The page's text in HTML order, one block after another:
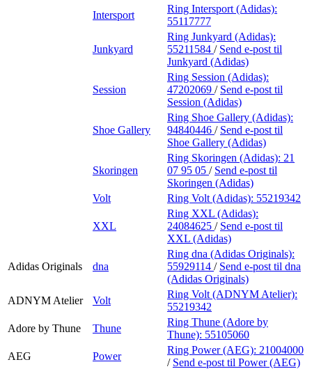
Intersport
Ring Intersport (Adidas):
55117777
Junkyard
Ring Junkyard (Adidas):
55211584 / Send e-post til
Junkyard (Adidas)
Session
Ring Session (Adidas):
47202069 / Send e-post til
Session (Adidas)
Shoe Gallery
Ring Shoe Gallery (Adidas):
94840446 / Send e-post til
Shoe Gallery (Adidas)
Skoringen
Ring Skoringen (Adidas): 21
07 95 05 / Send e-post til
Skoringen (Adidas)
Volt
Ring Volt (Adidas): 55219342
XXL
Ring XXL (Adidas):
24084625 / Send e-post til
XXL (Adidas)
Adidas Originals dna
Ring dna (Adidas Originals):
55929114 / Send e-post til dna
(Adidas Originals)
ADNYM Atelier
Volt
Ring Volt (ADNYM Atelier):
55219342
Adore by Thune
Thune
Ring Thune (Adore by
Thune): 55105060
AEG
Power
Ring Power (AEG): 21004000
/ Send e-post til Power (AEG)